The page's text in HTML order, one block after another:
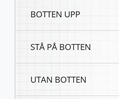
BOTTEN UPP
STÅ PÅ BOTTEN
UTAN BOTTEN